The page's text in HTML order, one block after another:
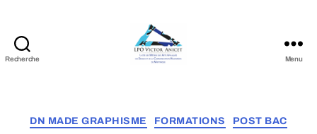
Recherche Menu
Catégories
DN MADE GRAPHISME FORMATIONS POST BAC